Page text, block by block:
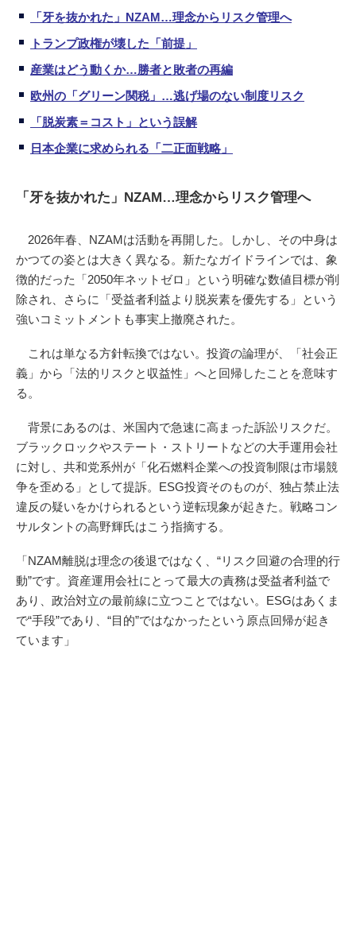
「牙を抜かれた」NZAM…理念からリスク管理へ
トランプ政権が壊した「前提」
産業はどう動くか…勝者と敗者の再編
欧州の「グリーン関税」…逃げ場のない制度リスク
「脱炭素＝コスト」という誤解
日本企業に求められる「二正面戦略」
「牙を抜かれた」NZAM…理念からリスク管理へ
2026年春、NZAMは活動を再開した。しかし、その中身は
かつての姿とは大きく異なる。新たなガイドラインでは、象
徴的だった「2050年ネットゼロ」という明確な数値目標が削
除され、さらに「受益者利益より脱炭素を優先する」という
強いコミットメントも事実上撤廃された。
これは単なる方針転換ではない。投資の論理が、「社会正
義」から「法的リスクと収益性」へと回帰したことを意味す
る。
背景にあるのは、米国内で急速に高まった訴訟リスクだ。
ブラックロックやステート・ストリートなどの大手運用会社
に対し、共和党系州が「化石燃料企業への投資制限は市場競
争を歪める」として提訴。ESG投資そのものが、独占禁止法
違反の疑いをかけられるという逆転現象が起きた。戦略コン
サルタントの高野輝氏はこう指摘する。
「NZAM離脱は理念の後退ではなく、“リスク回避の合理的行
動”です。資産運用会社にとって最大の責務は受益者利益で
あり、政治対立の最前線に立つことではない。ESGはあくま
で“手段”であり、“目的”ではなかったという原点回帰が起き
ています」